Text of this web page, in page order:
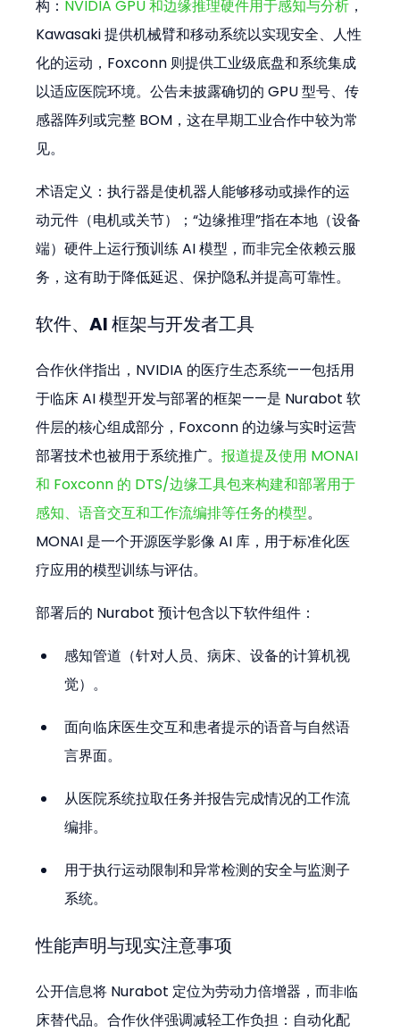
构： NVIDIA GPU 和边缘推理硬件用于感知与分析 ，
Kawasaki 提供机械臂和移动系统以实现安全、人性
化的运动，Foxconn 则提供工业级底盘和系统集成
以适应医院环境。公告未披露确切的 GPU 型号、传
感器阵列或完整 BOM，这在早期工业合作中较为常
见。
术语定义：执行器是使机器人能够移动或操作的运
动元件（电机或关节）；“边缘推理”指在本地（设备
端）硬件上运行预训练 AI 模型，而非完全依赖云服
务，这有助于降低延迟、保护隐私并提高可靠性。
软件、AI 框架与开发者工具
合作伙伴指出，NVIDIA 的医疗生态系统——包括用
于临床 AI 模型开发与部署的框架——是 Nurabot 软
件层的核心组成部分，Foxconn 的边缘与实时运营
部署技术也被用于系统推广。报道提及使用 MONAI
和 Foxconn 的 DTS/边缘工具包来构建和部署用于
感知、语音交互和工作流编排等任务的模型。
MONAI 是一个开源医学影像 AI 库，用于标准化医
疗应用的模型训练与评估。
部署后的 Nurabot 预计包含以下软件组件：
感知管道（针对人员、病床、设备的计算机视
觉）。
面向临床医生交互和患者提示的语音与自然语
言界面。
从医院系统拉取任务并报告完成情况的工作流
编排。
用于执行运动限制和异常检测的安全与监测子
系统。
性能声明与现实注意事项
公开信息将 Nurabot 定位为劳动力倍增器，而非临
床替代品。合作伙伴强调减轻工作负担：自动化配